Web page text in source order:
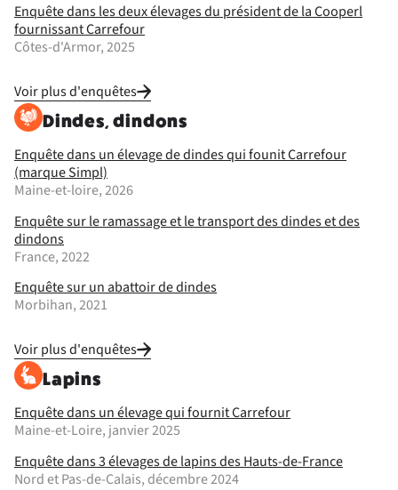
Enquête dans les deux élevages du président de la Cooperl
fournissant Carrefour
Côtes-d'Armor, 2025
Voir plus d'enquêtes
Dindes, dindons
Enquête dans un élevage de dindes qui founit Carrefour
(marque Simpl)
Maine-et-loire, 2026
Enquête sur le ramassage et le transport des dindes et des
dindons
France, 2022
Enquête sur un abattoir de dindes
Morbihan, 2021
Voir plus d'enquêtes
Lapins
Enquête dans un élevage qui fournit Carrefour
Maine-et-Loire, janvier 2025
Enquête dans 3 élevages de lapins des Hauts-de-France
Nord et Pas-de-Calais, décembre 2024